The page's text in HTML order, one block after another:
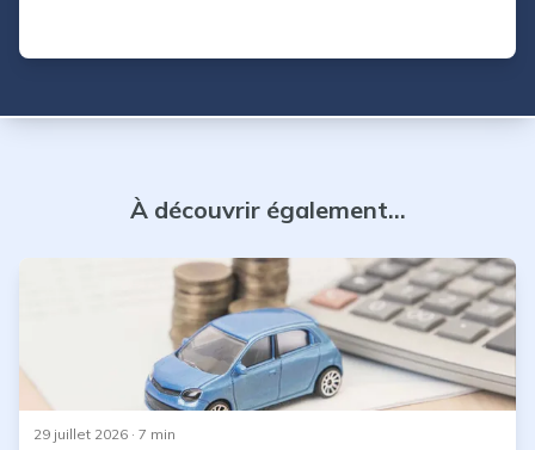
À découvrir également...
29 juillet 2026 · 7 min